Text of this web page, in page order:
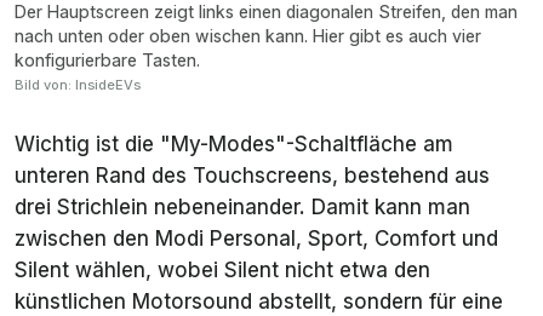
Der Hauptscreen zeigt links einen diagonalen Streifen, den man
nach unten oder oben wischen kann. Hier gibt es auch vier
konfigurierbare Tasten.
Bild von: InsideEVs
Wichtig ist die "My-Modes"-Schaltfläche am
unteren Rand des Touchscreens, bestehend aus
drei Strichlein nebeneinander. Damit kann man
zwischen den Modi Personal , Sport, Comfort und
Silent wählen, wobei Silent nicht etwa den
künstlichen Motorsound abstellt, sondern für eine